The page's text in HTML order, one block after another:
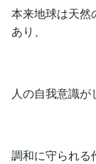
本来地球は天然
あり、
人の自我意識
調和に守られる